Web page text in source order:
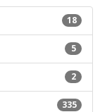
18
5
2
335